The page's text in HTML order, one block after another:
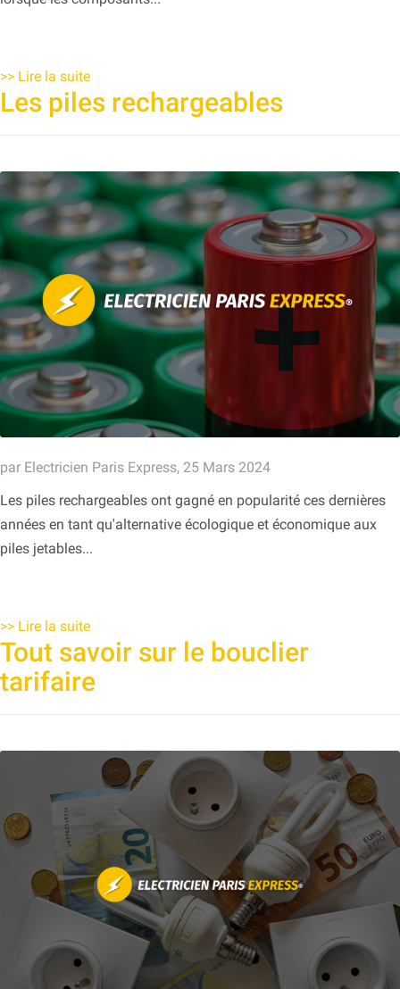
>> Lire la suite
Les piles rechargeables
par Electricien Paris Express, 25 Mars 2024
Les piles rechargeables ont gagné en popularité ces dernières
années en tant qu'alternative écologique et économique aux
piles jetables...
>> Lire la suite
Tout savoir sur le bouclier
tarifaire